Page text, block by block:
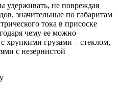
удерживать, не повреждая
значительные по габаритам
тока в присоске
чему ее можно
хрупкими грузами – стеклом,
с незернистой